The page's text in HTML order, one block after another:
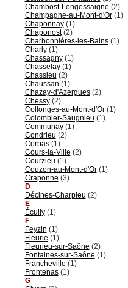
Chambost-Longessaigne (2)
Champagne-au-Mont-d'Or(1)
Chaponnay(1)
Chaponost(2)
Charbonnières-les-Bains(1)
Charly(1)
Chassagny(1)
Chasselay(1)
Chassieu (2)
Chaussan (1)
Chazay-d'Azergues(2)
Chessy(2)
Collonges-au-Mont-d'Or(1)
Colombier-Saugnieu (1)
Communay(1)
Condrieu (2)
Corbas(1)
Cours-la-Ville (2)
Courzieu (1)
Couzon-au-Mont-d'Or(1)
Craponne (3)
D
Décines-Charpieu (2)
E
Écully(1)
F
Feyzin (1)
Fleurie (1)
Fleurieu-sur-Saône (2)
Fontaines-sur-Saône (1)
Francheville (1)
Frontenas(1)
G